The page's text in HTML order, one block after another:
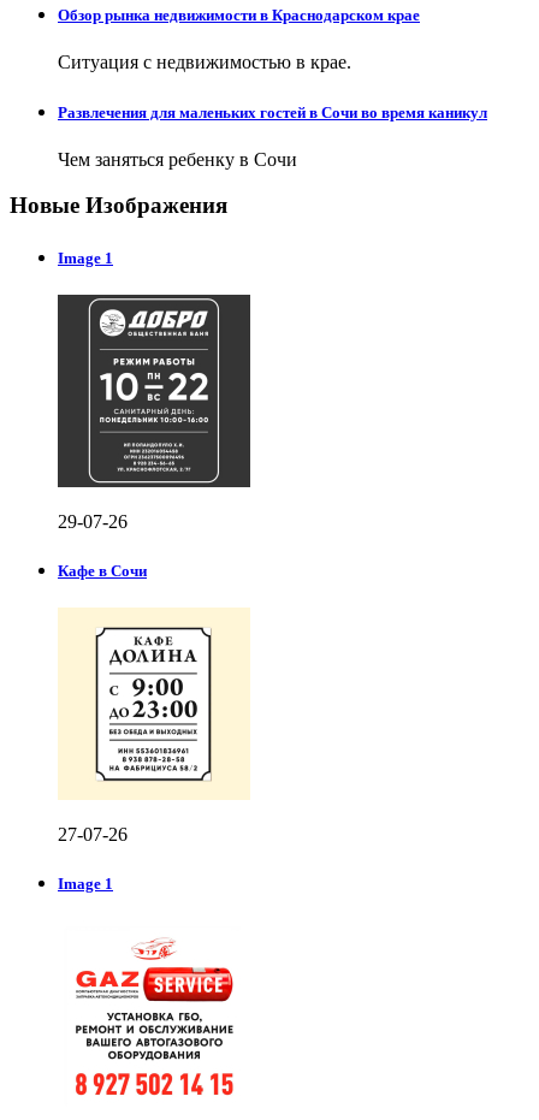
Обзор рынка недвижимости в Краснодарском крае
Ситуация с недвижимостью в крае.
Развлечения для маленьких гостей в Сочи во время каникул
Чем заняться ребенку в Сочи
Новые Изображения
Image 1
29-07-26
Кафе в Сочи
27-07-26
Image 1